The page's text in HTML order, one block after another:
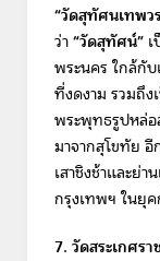
“วัดสุทัศนเทพว
ว่า“วัดสุทัศน์”
พระนคร ใกล้กับ
ที่งดงาม รวมถึ
พระพุทธรูปหล่
มาจากสุโขทัย อี
เสาชิงช้าและย่
กรุงเทพฯ ในยุ
7. วัดสระเกศร